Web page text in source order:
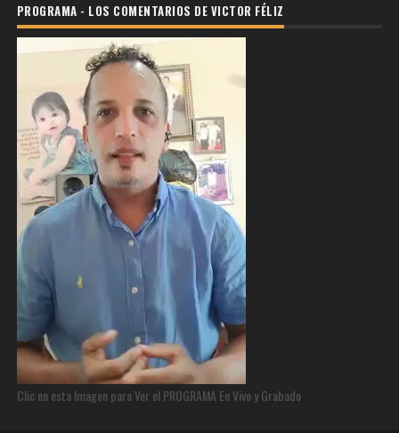
PROGRAMA - LOS COMENTARIOS DE VICTOR FÉLIZ
Clic en esta Imagen para Ver el PROGRAMA En Vivo y Grabado